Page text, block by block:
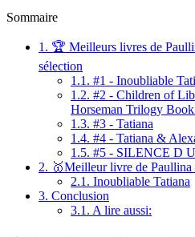
Sommaire
1. 🏆 Meilleurs livres de
sélection
1.1. #1 - Inoubliable
1.2. #2 - Children of
Horseman Trilogy
1.3. #3 - Tatiana
1.4. #4 - Tatiana &
1.5. #5 - SILENCE D
2. 🥇Meilleur livre de
2.1. Inoubliable Tatiana
3. Conclusion
3.1. A lire aussi: